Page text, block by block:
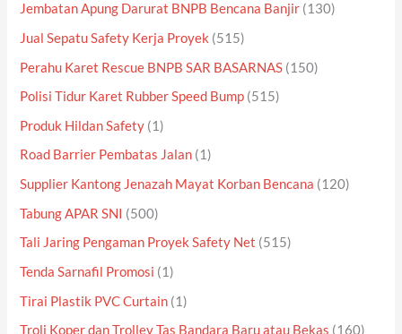
Jembatan Apung Darurat BNPB Bencana Banjir (130)
Jual Sepatu Safety Kerja Proyek (515)
Perahu Karet Rescue BNPB SAR BASARNAS (150)
Polisi Tidur Karet Rubber Speed Bump (515)
Produk Hildan Safety (1)
Road Barrier Pembatas Jalan (1)
Supplier Kantong Jenazah Mayat Korban Bencana (120)
Tabung APAR SNI (500)
Tali Jaring Pengaman Proyek Safety Net (515)
Tenda Sarnafil Promosi (1)
Tirai Plastik PVC Curtain (1)
Troli Koper dan Trolley Tas Bandara Baru atau Bekas (160)